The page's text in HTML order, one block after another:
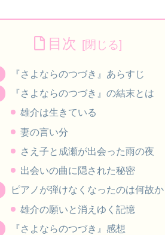
目次
『さよならのつづき』あらすじ
『さよならのつづき』の結末とは
雄介は生きている
妻の言い分
さえ子と成瀬が出会った雨の夜
出会いの曲に隠された秘密
ピアノが弾けなくなったのは何故か
雄介の願いと消えゆく記憶
『さよならのつづき』感想